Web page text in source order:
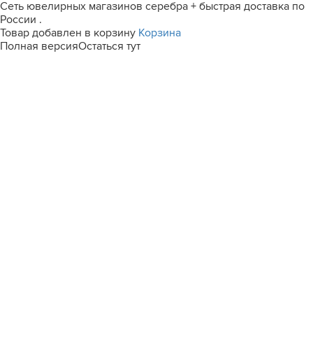
Сеть ювелирных магазинов серебра + быстрая доставка по
России .
Товар добавлен в корзину Корзина
Полная версияОстаться тут